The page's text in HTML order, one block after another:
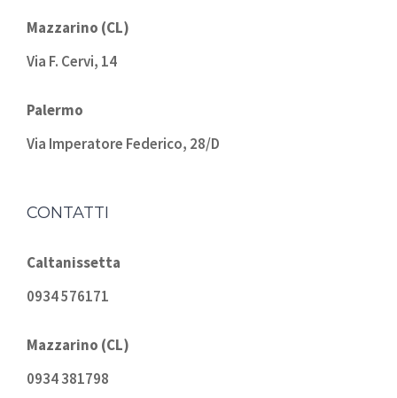
Mazzarino (CL)
Via F. Cervi, 14
Palermo
Via Imperatore Federico, 28/D
CONTATTI
Caltanissetta
0934 576171
Mazzarino (CL)
0934 381798